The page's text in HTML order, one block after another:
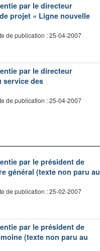
par le directeur
projet « Ligne nouvelle
de publication : 25-04-2007
par le directeur
service des
de publication : 25-04-2007
par le président de
général (texte non paru au
de publication : 25-02-2007
par le président de
(texte non paru au